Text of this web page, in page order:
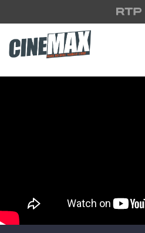
Saltar para o conteúdo principal
Filme em Cartaz